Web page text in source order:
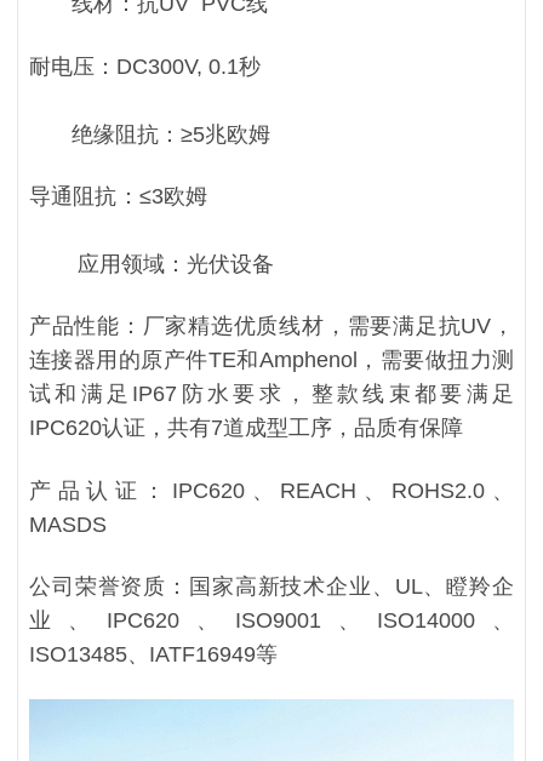
耐电压：DC300V, 0.1秒
绝缘阻抗：≥5兆欧姆
导通阻抗：≤3欧姆
应用领域：光伏设备
产品性能：厂家精选优质线材，需要满足抗UV，
连接器用的原产件TE和Amphenol，需要做扭力测
试和满足IP67防水要求，整款线束都要满足
IPC620认证，共有7道成型工序，品质有保障
产品认证：IPC620、REACH、ROHS2.0、
MASDS
公司荣誉资质：国家高新技术企业、UL、瞪羚企
业、IPC620、ISO9001、ISO14000、
ISO13485、IATF16949等